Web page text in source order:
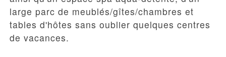
large parc de meublés/gîtes/chambres et
tables d'hôtes sans oublier quelques centres
de vacances.